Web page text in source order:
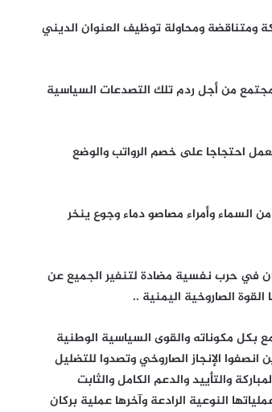
ومتناقضة ومحاولة توظيف العنوان الديني
من أجل ردم تلك التصدعات السياسية
احتجاجا على خصم الرواتب والوضع
السماء وأمراء مصاصو دماء وجوع ينخر
في حرب نفسية مضادة لتنفير الجميع عن
الصاروخية اليمنية ..
بكل مكوناته والقوى السياسية الوطنية
الإنجاز الصاروخي وتصدوا للتضليل
والتأييد والدعم الكامل والثابت
النوعية الرادعة وآخرها عملية بركان